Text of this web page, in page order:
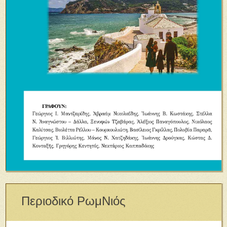
Περιοδικό ΡωμΝιός